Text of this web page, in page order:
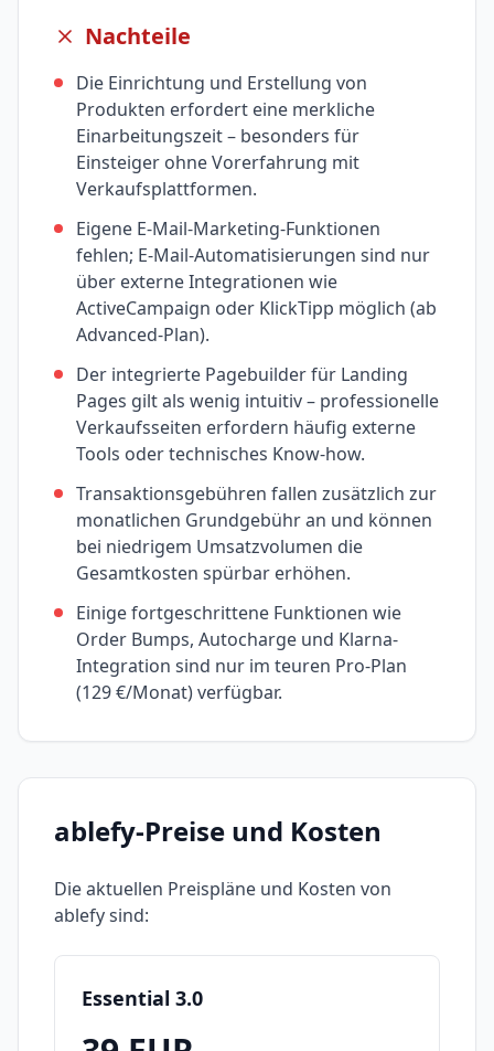
Nachteile
Die Einrichtung und Erstellung von
Produkten erfordert eine merkliche
Einarbeitungszeit – besonders für
Einsteiger ohne Vorerfahrung mit
Verkaufsplattformen.
Eigene E-Mail-Marketing-Funktionen
fehlen; E-Mail-Automatisierungen sind nur
über externe Integrationen wie
ActiveCampaign oder KlickTipp möglich (ab
Advanced-Plan).
Der integrierte Pagebuilder für Landing
Pages gilt als wenig intuitiv – professionelle
Verkaufsseiten erfordern häufig externe
Tools oder technisches Know-how.
Transaktionsgebühren fallen zusätzlich zur
monatlichen Grundgebühr an und können
bei niedrigem Umsatzvolumen die
Gesamtkosten spürbar erhöhen.
Einige fortgeschrittene Funktionen wie
Order Bumps, Autocharge und Klarna-
Integration sind nur im teuren Pro-Plan
(129 €/Monat) verfügbar.
ablefy-Preise und Kosten
Die aktuellen Preispläne und Kosten von
ablefysind:
Essential 3.0